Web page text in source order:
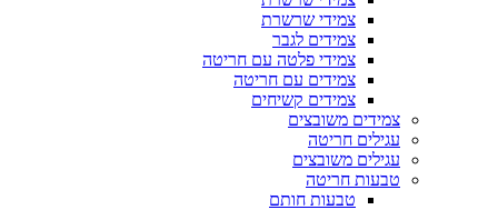
צמידי שרשרת
צמידים לגבר
צמידי פלטה עם חריטה
צמידים עם חריטה
צמידים קשיחים
צמידים משובצים
עגילים חריטה
עגילים משובצים
טבעות חריטה
טבעות חותם